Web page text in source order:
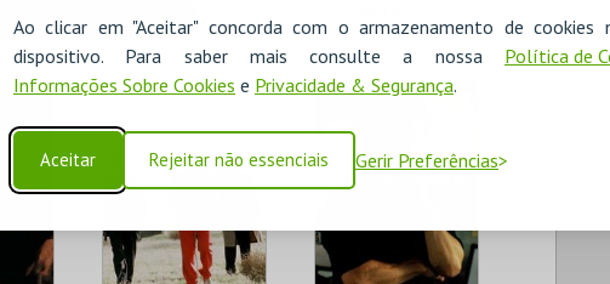
Ao clicar em "Aceitar" concorda com o armazenamento de cookies
dispositivo. Para saber mais consulte a nossa Política de
Informações Sobre Cookies e Privacidade & Segurança.
Aceitar Rejeitar não essenciais Gerir Preferências
-
SELVAGEM | WILD
AT HEART – CICLO
CAPITÓLIO.
MAIS INFO
PRADA 2 | THE
DEVIL WEARS
CAPITÓLIO.
MAIS INFO